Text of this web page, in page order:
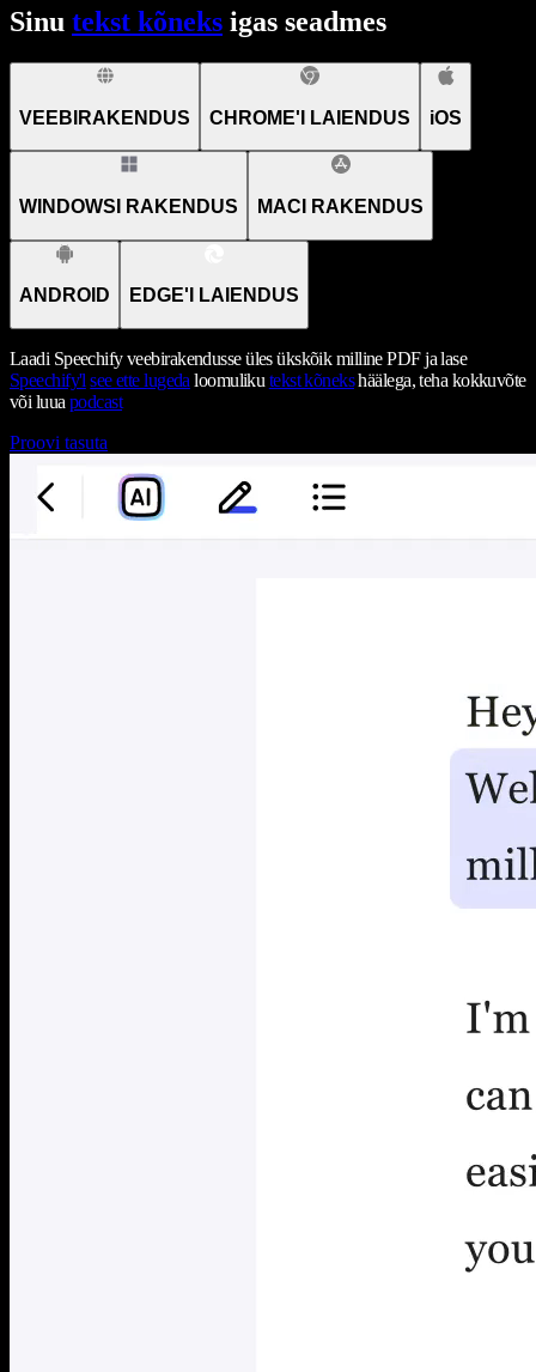
Sinu tekst kõneks igas seadmes
VEEBIRAKENDUS CHROME'I LAIENDUS iOS
WINDOWSI RAKENDUS MACI RAKENDUS
ANDROID EDGE'I LAIENDUS
Laadi Speechify veebirakendusse üles ükskõik milline PDF ja lase
Speechify'l see ette lugeda loomuliku tekst kõnekshäälega, teha kokkuvõte
või luua podcast
Proovi tasuta